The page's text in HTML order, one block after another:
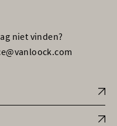
niet vinden?